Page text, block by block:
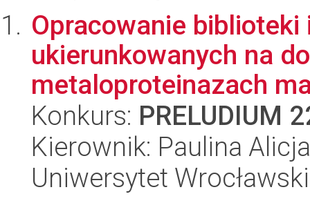
Opracowanie
ukierunkowanych na
metaloproteinazach
Konkurs: PRELUDIUM
Kierownik: Paulina
Uniwersytet